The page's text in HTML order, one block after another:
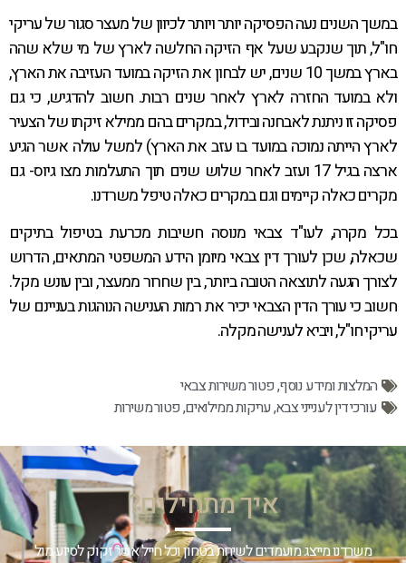
במשך השנים נעה הפסיקה יותר ויותר לכיוון של מעצר סגור של עריקי
חו"ל, תוך שנקבע שעל אף הזיקה החלשה לארץ של מי שלא שהה
בארץ במשך 10 שנים, יש לבחון את הזיקה במועד העזיבה את הארץ,
ולא במועד החזרה לארץ לאחר שנים רבות. חשוב להדגיש, כי גם
פסיקה זו ניתנת לאבחנה ובידול, במקרים בהם ממילא זיקתו של הצעיר
לארץ הייתה נמוכה במועד בו עזב את הארץ) למשל עולה אשר הגיע
ארצה בגיל 17 ועזב לאחר שלוש שנים תוך התעלמות מצו גיוס- גם
מקרים כאלה קיימים וגם במקרים כאלה טיפל משרדנו.
בכל מקרה, לעו"ד צבאי מנוסה חשיבות מכרעת בטיפול בתיקים
שכאלה, שכן לעורך דין צבאי מיומן הידע המשפטי המתאים, הדרוש
לצורך הגעה לתוצאה הטובה ביותר, בין שחרור ממעצר, ובין עונש מקל.
חשוב כי עורך הדין הצבאי יכיר את רמות הענישה הנוהגות בעניינם של
עריקי חו"ל, ויביא לענישה מקלה.
המלצות ומידע נוסף,פטור משירות צבאי
עורכי דין לענייני צבא,עריקות ממילואים,פטור משירות
איך מתחילים?
משרדנו מייצג מועמדים לשירות בטחון וכל חייל אשר זקוק לסיוע מול